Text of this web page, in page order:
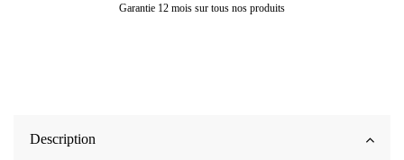
Garantie 12 mois sur tous nos produits
Description